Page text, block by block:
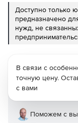
Доступно только
предназначено
нужд, не
В связи с
точную цену.
с вами
Поможем с